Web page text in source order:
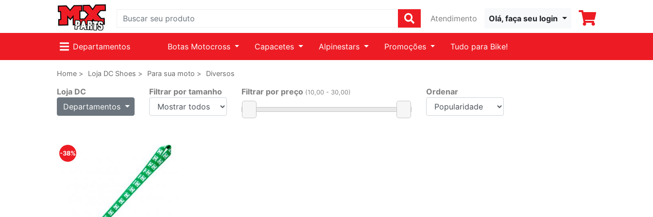
Atendimento Olá, faça seu login
Departamentos Botas Motocross Capacetes Alpinestars Promoções Tudo para Bike!
Home > Loja DC Shoes > Para sua moto > Diversos
Loja DC
Departamentos
Filtrar por tamanho Filtrar por preço (10,00 - 30,00) Ordenar
-38%